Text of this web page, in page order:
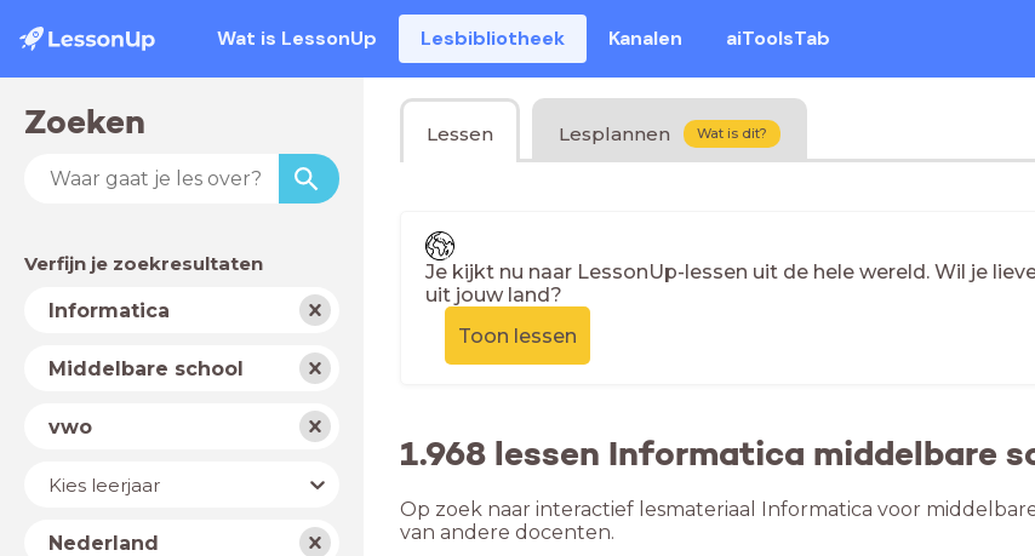
Wat is LessonUp Lesbibliotheek Kanalen aiToolsTab
Zoeken
Verfijn je zoekresultaten
VakInformatica
Schooltype
Middelbare school
vwo
JaarKies leerjaar
LandNederland
Lessen Lesplannen Wat is dit?
Je kijkt nu naar LessonUp-lessen uit de hele wereld. Wil je
uit jouw land?
Toon lessen
1.968 lessen Informatica middelbare
Op zoek naar interactief lesmateriaal Informatica voor
van andere docenten.